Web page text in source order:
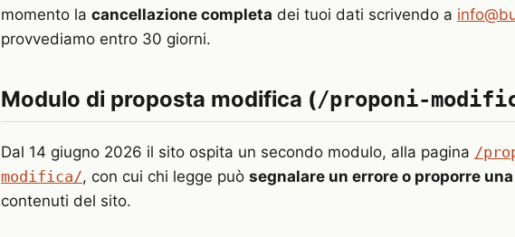
momento la cancellazione completa dei tuoi dati scrivendo a
provvediamo entro 30 giorni.
Modulo di proposta modifica (/proponi-
Dal 14 giugno 2026 il sito ospita un secondo modulo, alla pagina /
modifica/, con cui chi legge può segnalare un errore o proporre
contenuti del sito.